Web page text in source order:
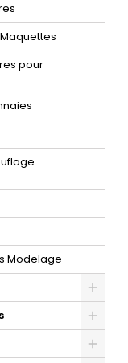
pour
Modelage